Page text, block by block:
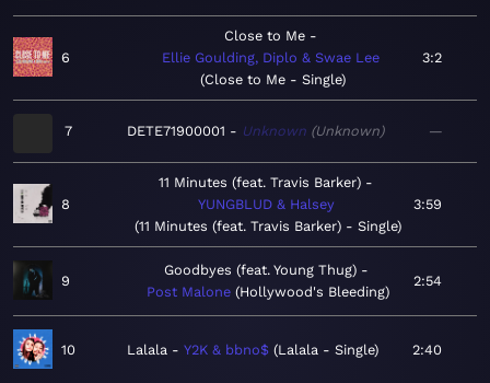
6
Close to Me
Ellie Goulding, Diplo & Swae Lee
Close to Me - Single
3:2
7 DETE71900001 Unknown Unknown —
8
11 Minutes (feat. Travis Barker)
YUNGBLUD & Halsey
11 Minutes (feat. Travis Barker) - Single
3:59
9
Goodbyes (feat. Young Thug)
Post Malone Hollywood's Bleeding
2:54
10 Lalala Y2K & bbno$ Lalala - Single 2:40